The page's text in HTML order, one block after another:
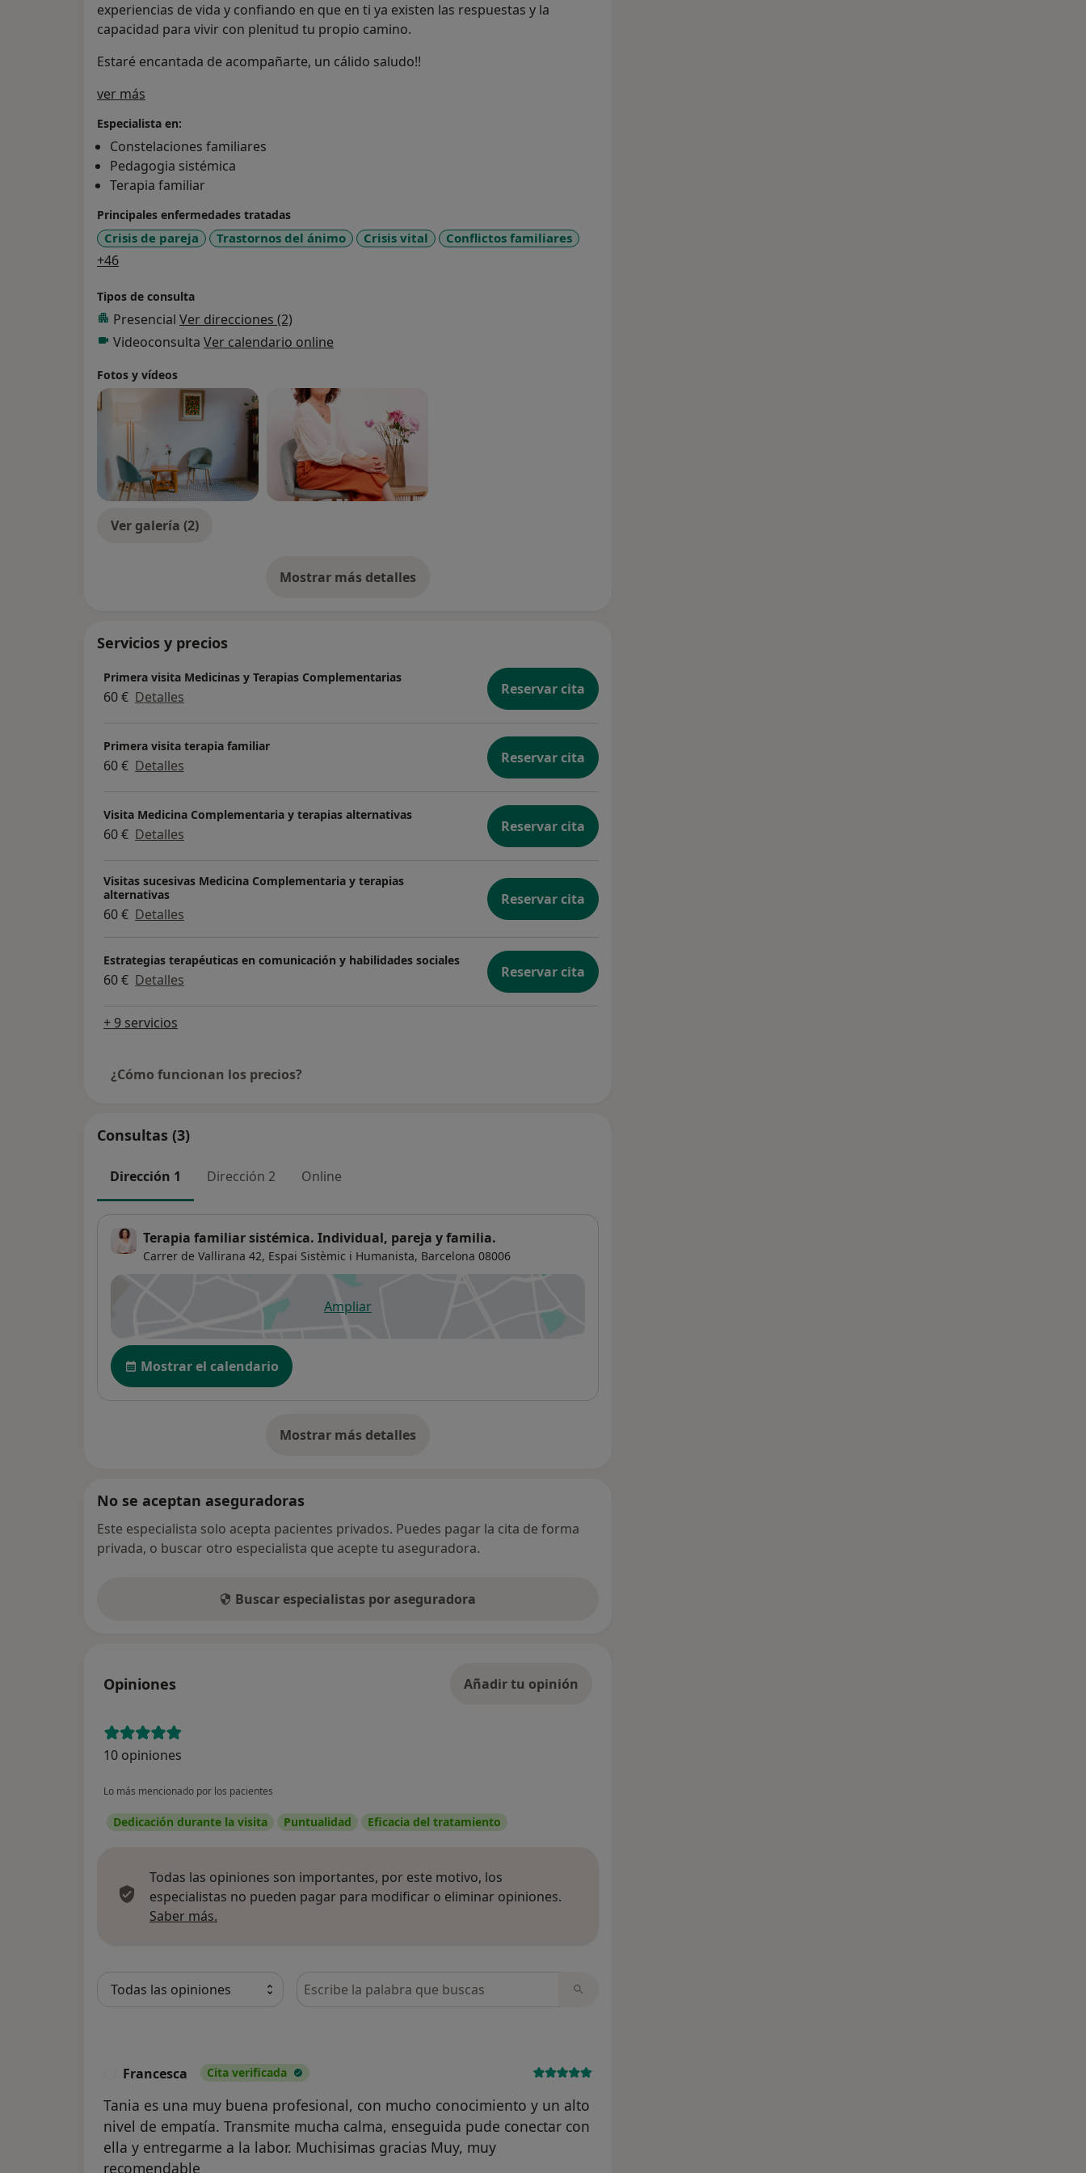
experiencias de vida y confiando en que en ti ya existen las respuestas y la
capacidad para vivir con plenitud tu propio camino.
Estaré encantada de acompañarte, un cálido saludo!!
ver más
Especialista en:
Constelaciones familiares
Pedagogia sistémica
Terapia familiar
Principales enfermedades tratadas
Crisis de pareja Trastornos del ánimo Crisis vital Conflictos familiares
+46a11y_sr_more_diseases
Tipos de consulta
Presencial Ver direcciones (2)
Videoconsulta Ver calendario online
Fotos y vídeos
Ver galería (2)
Mostrar más detalles
sobre la experiencia
Servicios y precios
Primera visita Medicinas y Terapias Complementarias
60 € Detalles Reservar cita
Primera visita terapia familiar
60 € Detalles Reservar cita
Visita Medicina Complementaria y terapias alternativas
60 € Detalles Reservar cita
Visitas sucesivas Medicina Complementaria y terapias
alternativas
60 € Detalles
Reservar cita
Estrategias terapéuticas en comunicación y habilidades sociales
60 € Detalles Reservar cita
+ 9 servicios
¿Cómo funcionan los precios?
Consultas (3)
Dirección 1 Dirección 2 Online
Terapia familiar sistémica. Individual, pareja y familia.
Carrer de Vallirana 42, Espai Sistèmic i Humanista, Barcelona 08006
Ampliarse abre en una nueva pestaña
Disponibilidad
Mostrar el calendario
Mostrar más detalles
sobre la dirección
No se aceptan aseguradoras
Este especialista solo acepta pacientes privados. Puedes pagar la cita de forma
privada, o buscar otro especialista que acepte tu aseguradora.
Buscar especialistas por aseguradora
Opiniones Añadir tu opinión
10 opiniones
Lo más mencionado por los pacientes
Dedicación durante la visita Puntualidad Eficacia del tratamiento
Todas las opiniones son importantes, por este motivo, los
especialistas no pueden pagar para modificar o eliminar opiniones.
Saber más.
Busca en opiniones
Francesca Cita verificada
Tania es una muy buena profesional, con mucho conocimiento y un alto
nivel de empatía. Transmite mucha calma, enseguida pude conectar con
ella y entregarme a la labor. Muchisimas gracias Muy, muy
recomendable